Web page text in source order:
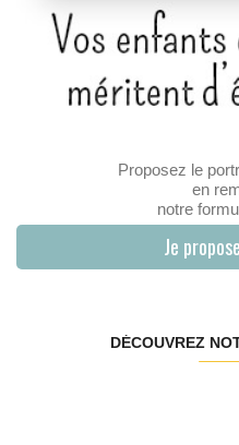
Proposez le
en
notre
Je
DÉCOUVREZ